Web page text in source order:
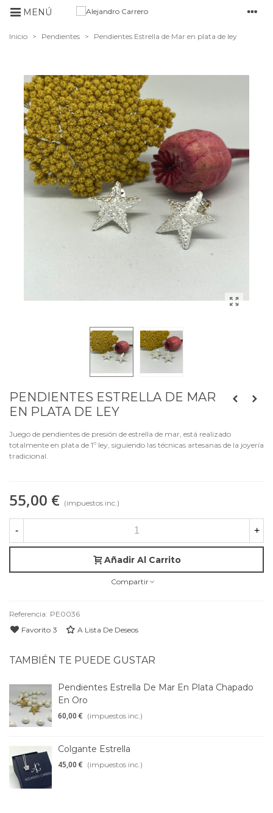
MENÚ
Inicio > Pendientes > Pendientes Estrella de Mar en plata de ley
PENDIENTES ESTRELLA DE MAR
EN PLATA DE LEY
Juego de pendientes de presión de estrella de mar, está realizado
totalmente en plata de 1º ley, siguiendo las técnicas artesanas de la joyería
tradicional.
55,00 € (impuestos inc.)
- +
Añadir Al Carrito
Compartir
Referencia: PE0036
Favorito 3 A Lista De Deseos
TAMBIÉN TE PUEDE GUSTAR
Pendientes Estrella De Mar En Plata Chapado
En Oro
60,00 € (impuestos inc.)
Colgante Estrella
45,00 € (impuestos inc.)